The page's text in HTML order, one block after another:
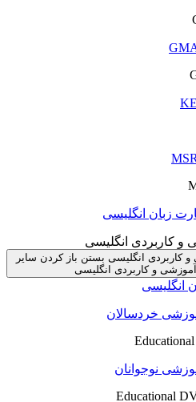
زبان انگلیسی
و کاربردی انگلیسی
و کاربردی انگلیسی بستن باز کردن سایر
آموزشی و کاربردی انگلیسی
انگلیسی
خردسالان
نوجوانان
Educational